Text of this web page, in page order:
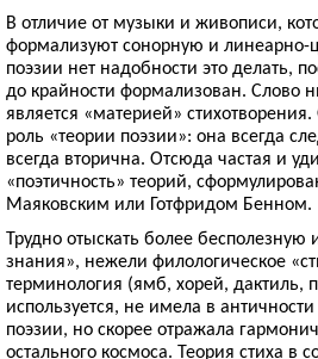
В отличие от музыки и живописи,
формализуют сонорную и линеарно-
поэзии нет надобности это делать,
до крайности формализован. Слово
является «материей»
роль «теории поэзии»: она всегда
всегда вторична. Отсюда частая и
«поэтичность» теорий,
Маяковским или Готфридом Бенном.
Трудно отыскать более бесполезную
знания», нежели филологическое
терминология (ямб, хорей, дактиль,
используется, не имела в
поэзии, но скорее отражала
остального космоса. Теория стиха в